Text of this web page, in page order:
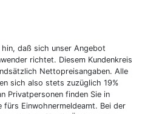
daß sich unser Angebot
richtet. Diesem Kundenkreis
Nettopreisangaben. Alle
sich also stets zuzüglich 19%
Privatpersonen finden Sie in
fürs Einwohnermeldeamt. Bei der